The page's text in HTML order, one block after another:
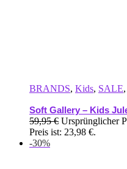
BRANDS, Kids, SALE,
Soft Gallery – Kids
59,95€ Ursprünglicher
Preis ist: 23,98 €.
-30%